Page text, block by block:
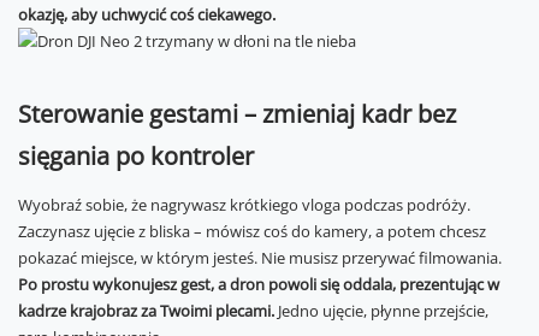
okazję, aby uchwycić coś ciekawego.
Sterowanie gestami – zmieniaj kadr bez
sięgania po kontroler
Wyobraź sobie, że nagrywasz krótkiego vloga podczas podróży.
Zaczynasz ujęcie z bliska – mówisz coś do kamery, a potem chcesz
pokazać miejsce, w którym jesteś. Nie musisz przerywać filmowania.
Po prostu wykonujesz gest, a dron powoli się oddala, prezentując w
kadrze krajobraz za Twoimi plecami. Jedno ujęcie, płynne przejście,